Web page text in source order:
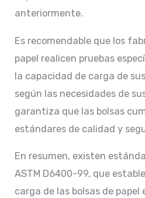
anteriormente.
Es recomendable que los
papel realicen pruebas
la capacidad de carga de
según las necesidades de
garantiza que las bolsas
estándares de calidad y
En resumen, existen
ASTM D6400-99, que
carga de las bolsas de papel